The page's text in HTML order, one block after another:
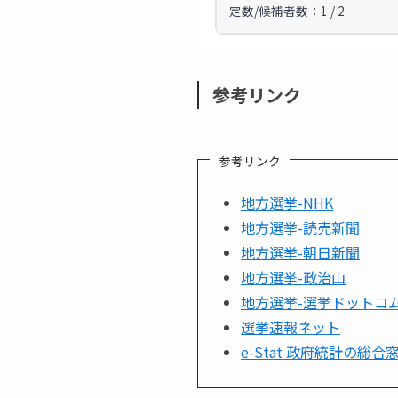
定数/候補者数：1 / 2
参考リンク
参考リンク
地方選挙-NHK
地方選挙-読売新聞
地方選挙-朝日新聞
地方選挙-政治山
地方選挙-選挙ドットコ
選挙速報ネット
e-Stat 政府統計の総合